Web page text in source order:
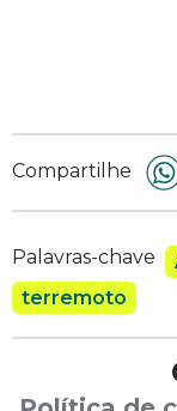
Compartilhe
Palavras-chave
terremoto